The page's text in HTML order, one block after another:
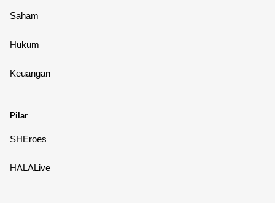
Saham
Hukum
Keuangan
Pilar
SHEroes
HALALive